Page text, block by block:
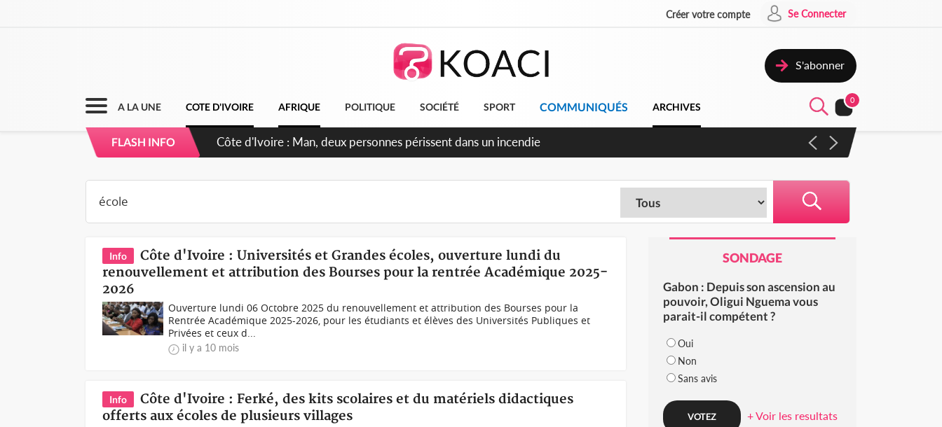
Créer votre compte Se Connecter
S'abonner
A LA UNE COTE D'IVOIRE AFRIQUE POLITIQUE SOCIÉTÉ SPORT COMMUNIQUÉS ARCHIVES
0
FLASH INFO
Côte d'Ivoire : Séileu, la célébration de la fête nationale transformée en vaste campagne contre les produits
Info
Côte d'Ivoire : Universités et Grandes écoles, ouverture lundi du
renouvellement et attribution des Bourses pour la rentrée Académique 2025-
2026
Ouverture lundi 06 Octobre 2025 du renouvellement et attribution des Bourses pour la
Rentrée Académique 2025-2026, pour les étudiants et élèves des Universités Publiques et
Privées et ceux d...
il y a 10 mois
Info
Côte d'Ivoire : Ferké, des kits scolaires et du matériels didactiques
offerts aux écoles de plusieurs villages
SONDAGE
Gabon : Depuis son ascension au
pouvoir, Oligui Nguema vous
parait-il compétent ?
Oui
Non
Sans avis
+ Voir les resultats